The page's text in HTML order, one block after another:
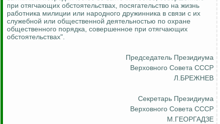
при отягчающих обстоятельствах, посягательство на жизнь
работника милиции или народного дружинника в связи с их
служебной или общественной деятельностью по охране
общественного порядка, совершенное при отягчающих
обстоятельствах".
Председатель Президиума
Верховного Совета СССР
Л.БРЕЖНЕВ
Секретарь Президиума
Верховного Совета СССР
М.ГЕОРГАДЗЕ